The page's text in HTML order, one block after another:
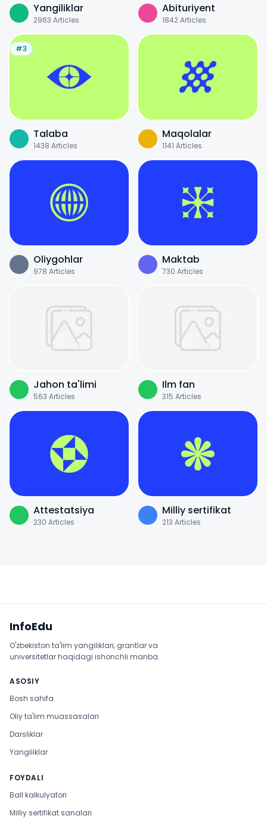
Yangiliklar
2963 Articles
Abituriyent
1842Articles
#3
Talaba
1438 Articles
Maqolalar
1141 Articles
Oliygohlar
978 Articles
Maktab
730 Articles
Jahon ta'limi
563 Articles
Ilm fan
315 Articles
Attestatsiya
230 Articles
Milliy sertifikat
213 Articles
InfoEdu
O'zbekiston ta'lim yangiliklari, grantlar va
universitetlar haqidagi ishonchli manba.
ASOSIY
Bosh sahifa
Oliy ta'lim muassasalari
Darsliklar
Yangiliklar
FOYDALI
Ball kalkulyatori
Milliy sertifikat sanalari